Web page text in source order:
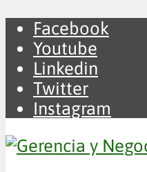
Facebook
Youtube
Linkedin
Twitter
Instagram